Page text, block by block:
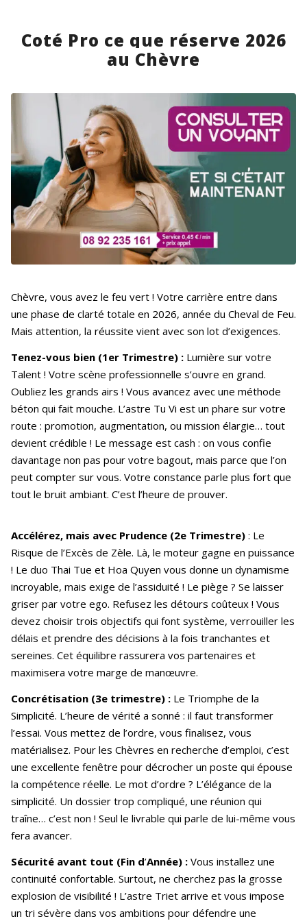
Au plaisir de vous accompagner,
RUTH DUVAL
Coté Pro ce que réserve 2026
au Chèvre
Chèvre, vous avez le feu vert ! Votre carrière entre dans
une phase de clarté totale en 2026, année du Cheval de Feu.
Mais attention, la réussite vient avec son lot d’exigences.
Tenez-vous bien (1er Trimestre) : Lumière sur votre
Talent ! Votre scène professionnelle s’ouvre en grand.
Oubliez les grands airs ! Vous avancez avec une méthode
béton qui fait mouche. L’astre Tu Vi est un phare sur votre
route : promotion, augmentation, ou mission élargie… tout
devient crédible ! Le message est cash : on vous confie
davantage non pas pour votre bagout, mais parce que l’on
peut compter sur vous. Votre constance parle plus fort que
tout le bruit ambiant. C’est l’heure de prouver.
Accélérez, mais avec Prudence (2e Trimestre) : Le
Risque de l’Excès de Zèle. Là, le moteur gagne en puissance
! Le duo Thai Tue et Hoa Quyen vous donne un dynamisme
incroyable, mais exige de l’assiduité ! Le piège ? Se laisser
griser par votre ego. Refusez les détours coûteux ! Vous
devez choisir trois objectifs qui font système, verrouiller les
délais et prendre des décisions à la fois tranchantes et
sereines. Cet équilibre rassurera vos partenaires et
maximisera votre marge de manœuvre.
Concrétisation (3e trimestre) : Le Triomphe de la
Simplicité. L’heure de vérité a sonné : il faut transformer
l’essai. Vous mettez de l’ordre, vous finalisez, vous
matérialisez. Pour les Chèvres en recherche d’emploi, c’est
une excellente fenêtre pour décrocher un poste qui épouse
la compétence réelle. Le mot d’ordre ? L’élégance de la
simplicité. Un dossier trop compliqué, une réunion qui
traîne… c’est non ! Seul le livrable qui parle de lui-même vous
fera avancer.
Sécurité avant tout (Fin d’Année) : Vous installez une
continuité confortable. Surtout, ne cherchez pas la grosse
explosion de visibilité ! L’astre Triet arrive et vous impose
un tri sévère dans vos ambitions pour défendre une